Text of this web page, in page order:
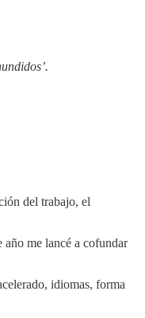
del trabajo, el
me lancé a cofundar
idiomas, forma